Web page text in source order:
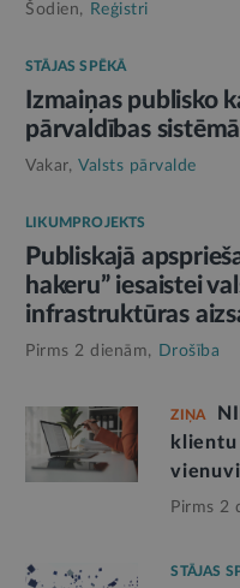
Šodien, Reģistri
STĀJAS SPĒKĀ
Izmaiņas publisko
pārvaldības sistēmā
Vakar, Valsts pārvalde
LIKUMPROJEKTS
Publiskajā
hakeru” iesaistei
infrastruktūras
Pirms 2 dienām, Drošība
ZIŅA
klientu
Pirms 2
STĀJAS